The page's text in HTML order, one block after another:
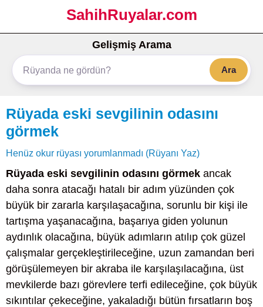
SahihRuyalar.com
Gelişmiş Arama
Ara
Rüyada eski sevgilinin odasını
görmek
Henüz okur rüyası yorumlanmadı (Rüyanı Yaz)
Rüyada eski sevgilinin odasını görmek ancak
daha sonra atacağı hatalı bir adım yüzünden çok
büyük bir zararla karşılaşacağına, sorunlu bir kişi ile
tartışma yaşanacağına, başarıya giden yolunun
aydınlık olacağına, büyük adımların atılıp çok güzel
çalışmalar gerçekleştirileceğine, uzun zamandan beri
görüşülemeyen bir akraba ile karşılaşılacağına, üst
mevkilerde bazı görevlere terfi edileceğine, çok büyük
sıkıntılar çekeceğine, yakaladığı bütün fırsatların boş